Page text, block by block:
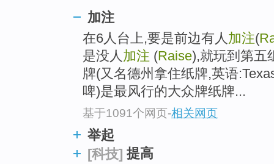
加注
在6人台上,要是前边有人加注(
是没人加注 (Raise),就玩到第五
牌(又名德州拿住纸牌,英语
啤)是最风行的大众牌纸牌...
基于1091个网页-相关网页
举起
[科技] 提高